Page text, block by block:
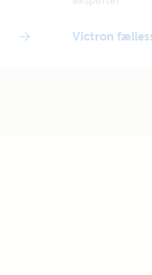
Victron